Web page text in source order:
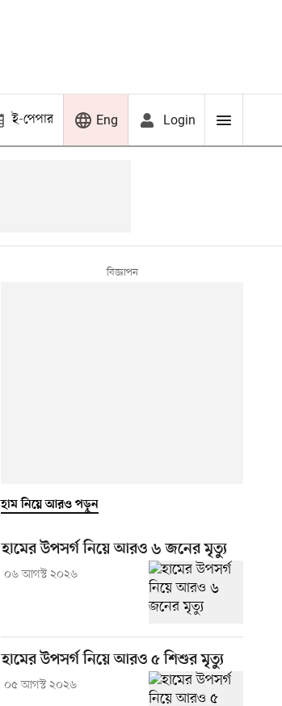
ই-পেপার Eng Login
হাম নিয়ে আরও পড়ুন
হামের উপসর্গ নিয়ে আরও ৬ জনের মৃত্যু
০৬ আগস্ট ২০২৬
হামের উপসর্গ নিয়ে আরও ৫ শিশুর মৃত্যু
০৫ আগস্ট ২০২৬